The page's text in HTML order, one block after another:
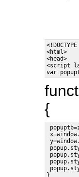
<html>
<head>
<script
{